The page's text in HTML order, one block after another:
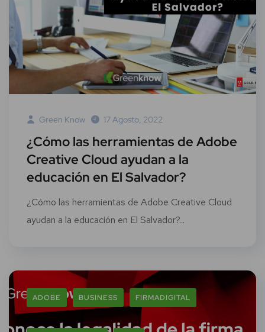
Green Know 17 Agosto, 2022
¿Cómo las herramientas de Adobe
Creative Cloud ayudan a la
educación en El Salvador?
¿Cómo las herramientas de Adobe Creative Cloud
ayudan a la educación en El Salvador?...
ADOBE BUSINESS FIRMADIGITAL